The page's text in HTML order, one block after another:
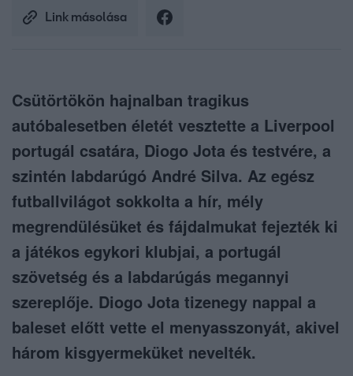
Link másolása
Csütörtökön hajnalban tragikus
autóbalesetben életét vesztette a Liverpool
portugál csatára, Diogo Jota és testvére, a
szintén labdarúgó André Silva. Az egész
futballvilágot sokkolta a hír, mély
megrendülésüket és fájdalmukat fejezték ki
a játékos egykori klubjai, a portugál
szövetség és a labdarúgás megannyi
szereplője. Diogo Jota tizenegy nappal a
baleset előtt vette el menyasszonyát, akivel
három kisgyermeküket nevelték.